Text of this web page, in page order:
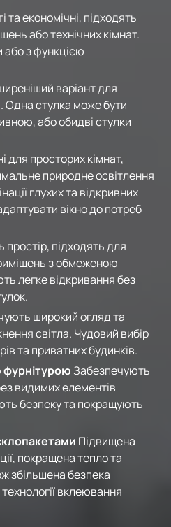
та економічні, підходять
або технічних кімнат.
або з функцією
варіант для
Одна стулка може бути
або обидві стулки
для просторих кімнат,
природне освітлення
глухих та відкривних
вікно до потреб
простір, підходять для
з обмеженою
легке відкривання без
широкий огляд та
світла. Чудовий вибір
та приватних будинків.
фурнітуроюЗабезпечують
видимих елементів
безпеку та покращують
Підвищена
покращена тепло та
збільшена безпека
вклеювання